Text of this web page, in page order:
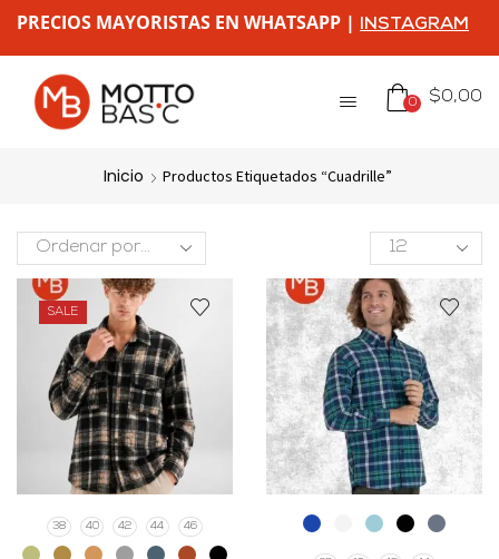
PRECIOS MAYORISTAS EN WHATSAPP | INSTAGRAM
0 $0,00
Inicio Productos Etiquetados “cuadrille”
SALE
38 40 42 44 46